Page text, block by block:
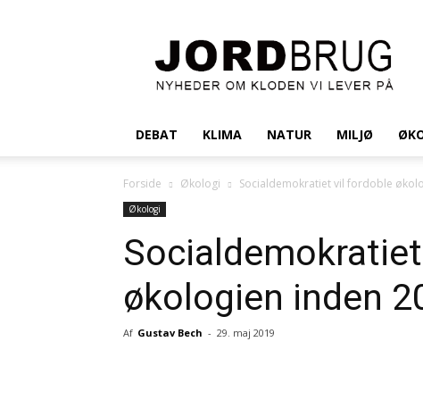
DEBAT KLIMA NATUR MILJØ
Forside Økologi Socialdemokratiet vil fordoble
Økologi
økologien inden
Af Gustav Bech - 29. maj 2019